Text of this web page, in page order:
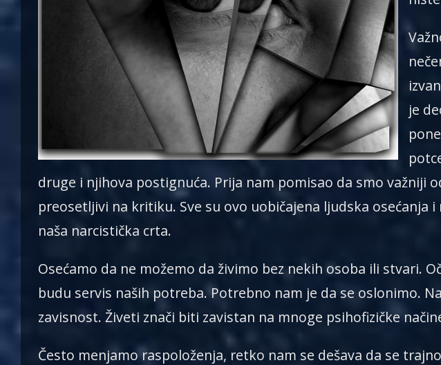
je
druge i njihova postignuća. Prija nam pomisao da smo važniji
preosetljivi na kritiku. Sve su ovo uobičajena ljudska osećanja
naša narcistička crta.
Osećamo da ne možemo da živimo bez nekih osoba ili stvari.
budu servis naših potreba. Potrebno nam je da se oslonimo.
zavisnost. Živeti znači biti zavistan na mnoge psihofizičke
Često menjamo raspoloženja, retko nam se dešava da se